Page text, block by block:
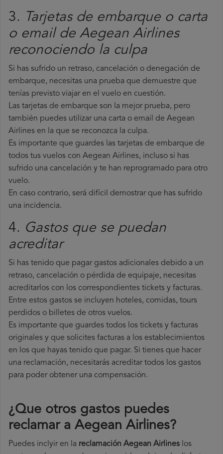
3.
Tarjetas de embarque o carta
o email de Aegean Airlines
reconociendo la culpa
Si has sufrido un retraso, cancelación o denegación de
embarque, necesitas una prueba que demuestre que
tenías previsto viajar en el vuelo en cuestión.
Las tarjetas de embarque son la mejor prueba, pero
también puedes utilizar una carta o email de Aegean
Airlines en la que se reconozca la culpa.
Es importante que guardes las tarjetas de embarque de
todos tus vuelos con Aegean Airlines, incluso si has
sufrido una cancelación y te han reprogramado para otro
vuelo.
En caso contrario, será difícil demostrar que has sufrido
una incidencia.
4. Gastos que se puedan
acreditar
Si has tenido que pagar gastos adicionales debido a un
retraso, cancelación o pérdida de equipaje, necesitas
acreditarlos con los correspondientes tickets y facturas.
Entre estos gastos se incluyen hoteles, comidas, tours
perdidos o billetes de otros vuelos.
Es importante que guardes todos los tickets y facturas
originales y que solicites facturas a los establecimientos
en los que hayas tenido que pagar. Si tienes que hacer
una reclamación, necesitarás acreditar todos los gastos
para poder obtener una compensación.
¿Que otros gastos puedes
reclamar a Aegean Airlines​?
Puedes inclyir en la reclamación Aegean Airlines los